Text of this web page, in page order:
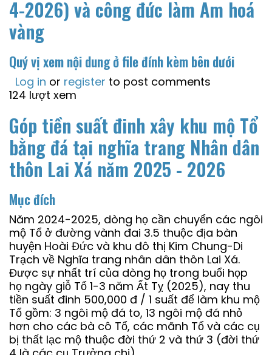
4-2026) và công đức làm Am hoá
vàng
Quý vị xem nội dung ở file đính kèm bên dưới
Log in or register to post comments
124 lượt xem
Góp tiền suất đinh xây khu mộ Tổ
bằng đá tại nghĩa trang Nhân dân
thôn Lai Xá năm 2025 - 2026
Mục đích
Năm 2024-2025, dòng họ cần chuyển các ngôi
mộ Tổ ở đường vành đai 3.5 thuộc địa bàn
huyện Hoài Đức và khu đô thị Kim Chung-Di
Trạch về Nghĩa trang nhân dân thôn Lai Xá.
Được sự nhất trí của dòng họ trong buổi họp
họ ngày giỗ Tổ 1-3 năm Ất Tỵ (2025), nay thu
tiền suất đinh 500,000 đ / 1 suất để làm khu mộ
Tổ gồm: 3 ngôi mộ đá to, 13 ngôi mộ đá nhỏ
hơn cho các bà cô Tổ, các mãnh Tổ và các cụ
bị thất lạc mộ thuộc đời thứ 2 và thứ 3 (đời thứ